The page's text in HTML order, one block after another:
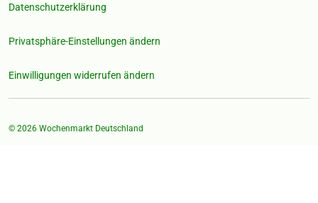
Datenschutzerklärung
Privatsphäre-Einstellungen ändern
Einwilligungen widerrufen ändern
© 2026 Wochenmarkt Deutschland